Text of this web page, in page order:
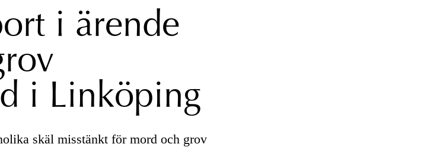
i ärende
i Linköping
skäl misstänkt för mord och grov